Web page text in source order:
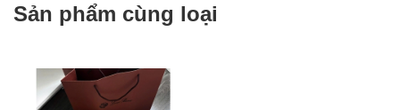
Sản phẩm cùng loại